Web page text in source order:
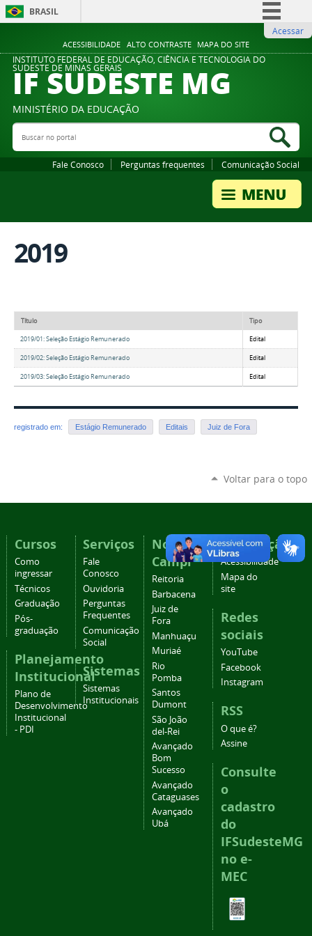
ACESSIBILIDADE ALTO CONTRASTE MAPA DO SITE
BRASIL
Comunica BR
Participe
Legislação
Acessar
INSTITUTO FEDERAL DE EDUCAÇÃO, CIÊNCIA E TECNOLOGIA DO
SUDESTE DE MINAS GERAIS
IF SUDESTE MG
MINISTÉRIO DA EDUCAÇÃO
Buscar no portal
Fale Conosco Perguntas frequentes Comunicação Social
2019
Título Tipo
2019/01: Seleção Estágio Remunerado Edital
2019/02: Seleção Estágio Remunerado Edital
2019/03: Seleção Estágio Remunerado Edital
registrado em: Estágio Remunerado Editais Juiz de Fora
Voltar para o topo
Cursos
Como
ingressar
Técnicos
Graduação
Pós-
graduação
Planejamento
Institucional
Plano de
Desenvolvimento
Institucional
- PDI
Serviços
Fale
Conosco
Ouvidoria
Perguntas
Frequentes
Comunicação
Social
Sistemas
Sistemas
Institucionais
Nossos
Campi
Reitoria
Barbacena
Juiz de
Fora
Manhuaçu
Muriaé
Rio
Pomba
Santos
Dumont
São João
del-Rei
Avançado
Bom
Sucesso
Avançado
Cataguases
Avançado
Ubá
Navegação
Acessibilidade
Mapa do
site
Redes
sociais
YouTube
Facebook
Instagram
RSS
O que é?
Assine
Consulte
o
cadastro
do
IFSudesteMG
no e-
MEC